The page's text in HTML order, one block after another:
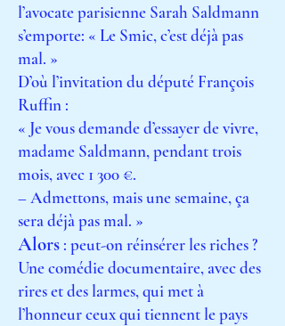
l’avocate parisienne Sarah Saldmann
s’emporte: « Le Smic, c’est déjà pas
mal. »
D’où l’invitation du député François
Ruffin :
« Je vous demande d’essayer de vivre,
madame Saldmann, pendant trois
mois, avec 1 300 €.
– Admettons, mais une semaine, ça
sera déjà pas mal. »
Alors : peut-on réinsérer les riches ?
Une comédie documentaire, avec des
rires et des larmes, qui met à
l’honneur ceux qui tiennent le pays